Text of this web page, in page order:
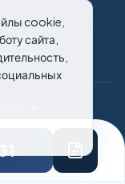
ПД
cookie,
сайта,